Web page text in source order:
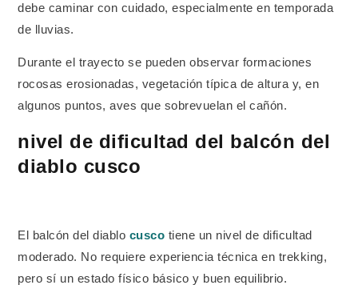
debe caminar con cuidado, especialmente en temporada
de lluvias.
Durante el trayecto se pueden observar formaciones
rocosas erosionadas, vegetación típica de altura y, en
algunos puntos, aves que sobrevuelan el cañón.
nivel de dificultad del balcón del
diablo cusco
El balcón del diablo cusco tiene un nivel de dificultad
moderado. No requiere experiencia técnica en trekking,
pero sí un estado físico básico y buen equilibrio.